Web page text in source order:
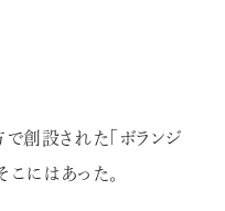
創設された「ボランジ
こにはあった。